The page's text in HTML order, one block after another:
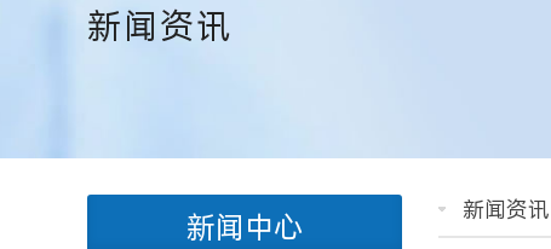
新闻资讯
新闻资讯
新闻中心